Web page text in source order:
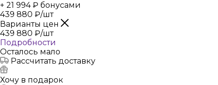
+ 21 994 ₽ бонусами
439 880 ₽/шт
Варианты цен
439 880 ₽/шт
Подробности
Осталось мало
Рассчитать доставку
Хочу в подарок